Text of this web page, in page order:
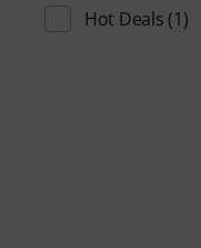
Hot Deals (1)